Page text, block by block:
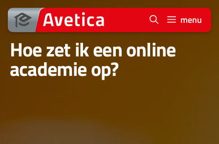
Ga
naar
de
inhoud
menu
Hoe zet ik een online
academie op?